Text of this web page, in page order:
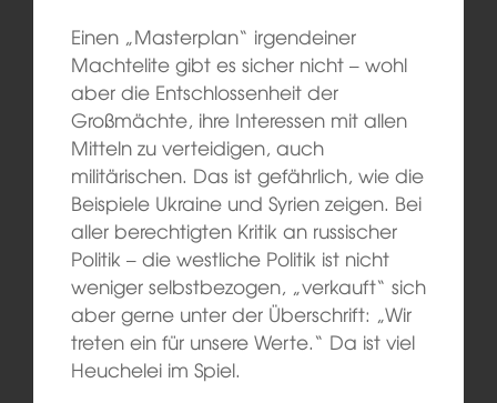
Einen „Masterplan“ irgendeiner
Machtelite gibt es sicher nicht – wohl
aber die Entschlossenheit der
Großmächte, ihre Interessen mit allen
Mitteln zu verteidigen, auch
militärischen. Das ist gefährlich, wie die
Beispiele Ukraine und Syrien zeigen. Bei
aller berechtigten Kritik an russischer
Politik – die westliche Politik ist nicht
weniger selbstbezogen, „verkauft“ sich
aber gerne unter der Überschrift: „Wir
treten ein für unsere Werte.“ Da ist viel
Heuchelei im Spiel.